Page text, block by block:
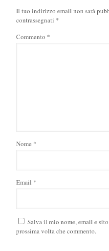
Il tuo indirizzo email non sarà
contrassegnati *
Commento *
Nome *
Email *
Salva il mio nome, email e
prossima volta che commento.